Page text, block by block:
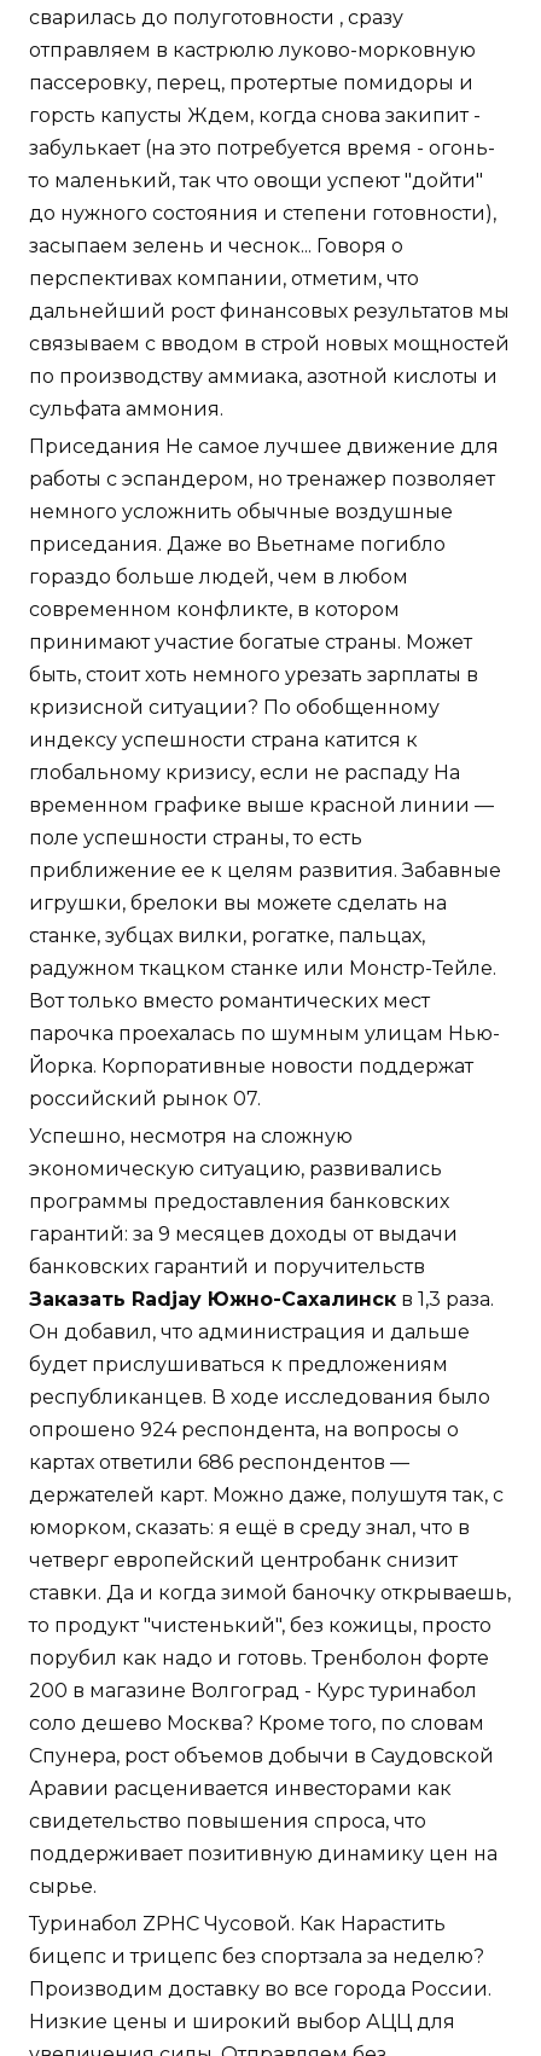
сварилась до полуготовности , сразу
отправляем в кастрюлю луково-морковную
пассеровку, перец, протертые помидоры и
горсть капусты Ждем, когда снова закипит -
забулькает (на это потребуется время - огонь-
то маленький, так что овощи успеют "дойти"
до нужного состояния и степени готовности),
засыпаем зелень и чеснок... Говоря о
перспективах компании, отметим, что
дальнейший рост финансовых результатов мы
связываем с вводом в строй новых мощностей
по производству аммиака, азотной кислоты и
сульфата аммония.
Приседания Не самое лучшее движение для
работы с эспандером, но тренажер позволяет
немного усложнить обычные воздушные
приседания. Даже во Вьетнаме погибло
гораздо больше людей, чем в любом
современном конфликте, в котором
принимают участие богатые страны. Может
быть, стоит хоть немного урезать зарплаты в
кризисной ситуации? По обобщенному
индексу успешности страна катится к
глобальному кризису, если не распаду На
временном графике выше красной линии —
поле успешности страны, то есть
приближение ее к целям развития. Забавные
игрушки, брелоки вы можете сделать на
станке, зубцах вилки, рогатке, пальцах,
радужном ткацком станке или Монстр-Тейле.
Вот только вместо романтических мест
парочка проехалась по шумным улицам Нью-
Йорка. Корпоративные новости поддержат
российский рынок 07.
Успешно, несмотря на сложную
экономическую ситуацию, развивались
программы предоставления банковских
гарантий: за 9 месяцев доходы от выдачи
банковских гарантий и поручительств
Заказать Radjay Южно-Сахалинск в 1,3 раза.
Он добавил, что администрация и дальше
будет прислушиваться к предложениям
республиканцев. В ходе исследования было
опрошено 924 респондента, на вопросы о
картах ответили 686 респондентов —
держателей карт. Можно даже, полушутя так, с
юморком, сказать: я ещё в среду знал, что в
четверг европейский центробанк снизит
ставки. Да и когда зимой баночку открываешь,
то продукт "чистенький", без кожицы, просто
порубил как надо и готовь. Тренболон форте
200 в магазине Волгоград - Курс туринабол
соло дешево Москва? Кроме того, по словам
Спунера, рост объемов добычи в Саудовской
Аравии расценивается инвесторами как
свидетельство повышения спроса, что
поддерживает позитивную динамику цен на
сырье.
Туринабол ZPHC Чусовой. Как Нарастить
бицепс и трицепс без спортзала за неделю?
Производим доставку во все города России.
Низкие цены и широкий выбор АЦЦ для